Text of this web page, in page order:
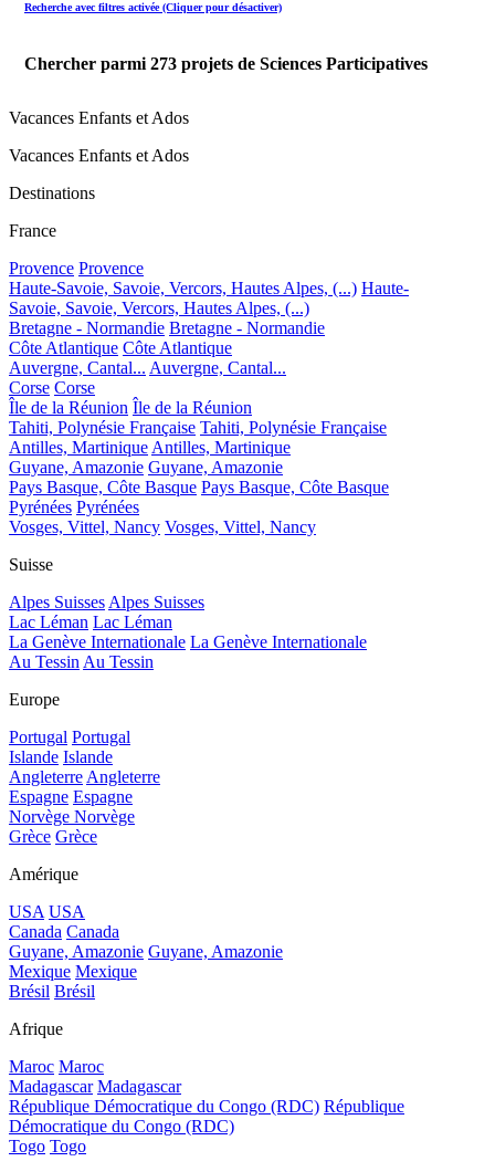
Recherche avec filtres activée (Cliquer pour désactiver)
Chercher parmi 273 projets de Sciences Participatives
Vacances Enfants et Ados
Vacances Enfants et Ados
Destinations
France
Provence Provence
Haute-Savoie, Savoie, Vercors, Hautes Alpes, (...) Haute-
Savoie, Savoie, Vercors, Hautes Alpes, (...)
Bretagne - Normandie Bretagne - Normandie
Côte Atlantique Côte Atlantique
Auvergne, Cantal... Auvergne, Cantal...
Corse Corse
Île de la Réunion Île de la Réunion
Tahiti, Polynésie Française Tahiti, Polynésie Française
Antilles, Martinique Antilles, Martinique
Guyane, Amazonie Guyane, Amazonie
Pays Basque, Côte Basque Pays Basque, Côte Basque
Pyrénées Pyrénées
Vosges, Vittel, Nancy Vosges, Vittel, Nancy
Suisse
Alpes Suisses Alpes Suisses
Lac Léman Lac Léman
La Genève Internationale La Genève Internationale
Au Tessin Au Tessin
Europe
Portugal Portugal
Islande Islande
Angleterre Angleterre
Espagne Espagne
Norvège Norvège
Grèce Grèce
Amérique
USA USA
Canada Canada
Guyane, Amazonie Guyane, Amazonie
Mexique Mexique
Brésil Brésil
Afrique
Maroc Maroc
Madagascar Madagascar
République Démocratique du Congo (RDC) République
Démocratique du Congo (RDC)
Togo Togo